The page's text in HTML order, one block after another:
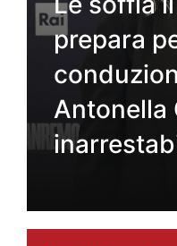
prepara
Antonella